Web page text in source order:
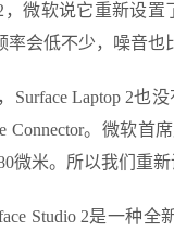
2，微软说它重新设
会低不少，噪音也
Surface Laptop 2
Connector。微软
微米。所以我们重
Studio 2是一种